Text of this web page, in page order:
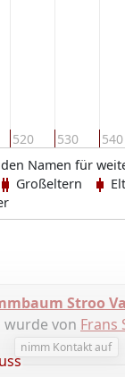
520 530 540
Namen für
Großeltern
Stroo
von Frans
nimm Kontakt auf